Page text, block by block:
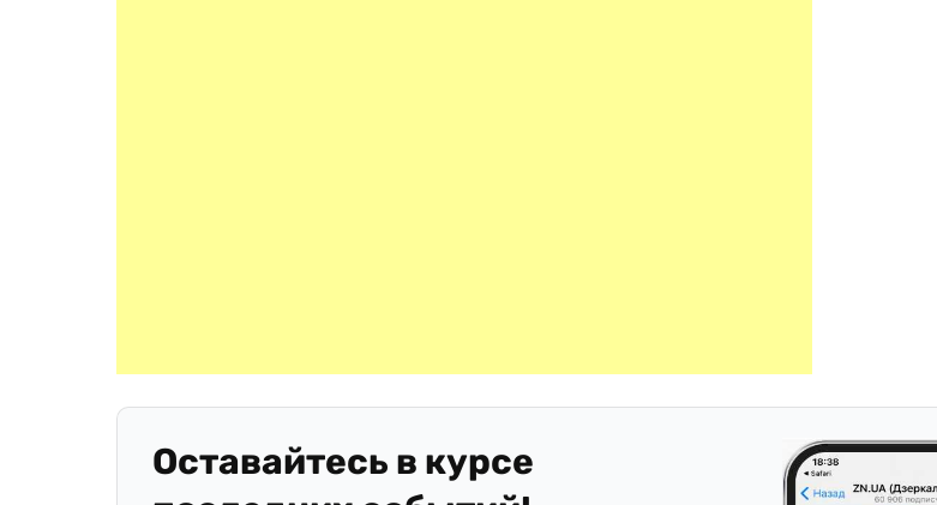
Оставайтесь в курсе